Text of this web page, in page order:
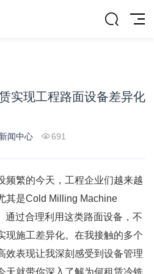
实现工程路面设备差异化
新闻中心 691
频繁的今天，工程企业们越来越
其是Cold Milling Machine
通过合理利用这类路面设备，不
现施工差异化。在我接触的多个
效表现让我深刻感受到设备管理
天就带你深入了解为何租赁冷铣